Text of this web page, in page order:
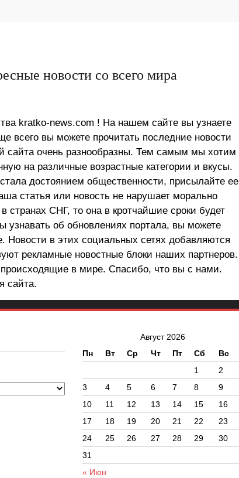
новости со всего мира
kratko-news.com ! На нашем сайте вы узнаете
вы можете прочитать последние новости
сайта очень разнообразны. Тем самым мы хотим
на различные возрастные категории и вкусы.
достоянием общественности, присылайте ее
статья или новость не нарушает морально
странах СНГ, то она в кротчайшие сроки будет
узнавать об обновлениях портала, вы можете
Новости в этих социальных сетях добавляются
рекламные новостные блоки наших партнеров.
в мире. Спасибо, что вы с нами.
сайта.
Август 2026
Пн
Вт Ср Чт Пт Сб Вс
« Июн
1
2
3
4 5 6 7 8
9
10
11 12 13 14 15
16
17
18 19 20 21 22
23
24
25 26 27 28 29
30
31